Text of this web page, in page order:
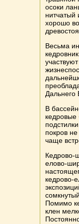
осоки
нитчатый
хорошо
Весьма
Дальнего
В
кедровые
покров
чаще
Кедрово-
елово-
кедрово-
Помимо
клен